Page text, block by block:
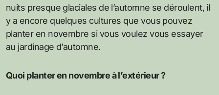
nuits presque glaciales de l’automne se déroulent, il
y a encore quelques cultures que vous pouvez
planter en novembre si vous voulez vous essayer
au jardinage d’automne.
Quoi planter en novembre à l’extérieur ?